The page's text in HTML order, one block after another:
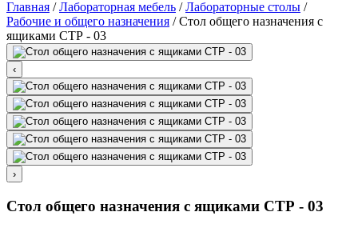
Главная / Лабораторная мебель / Лабораторные столы /
Рабочие и общего назначения / Стол общего назначения с
ящиками СТР - 03
‹
›
Стол общего назначения с ящиками СТР - 03